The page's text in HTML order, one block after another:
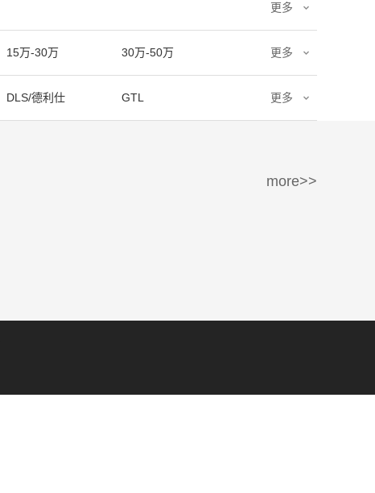
更多
15万-30万 30万-50万 更多
DLS/德利仕 GTL 更多
more>>